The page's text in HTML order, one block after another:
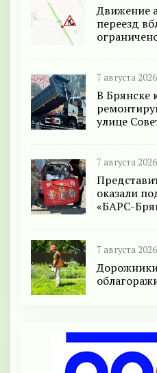
Движение
переезд
7 августа
В Брянске
улице
7 августа
оказали
«БАРС-
7 августа